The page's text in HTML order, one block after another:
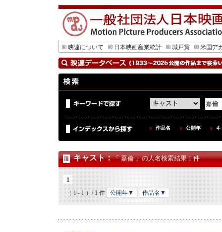
映連について 日本映画産業統計 城戸賞 米国ア
作品名 公開年
キャスト：「 嘉倫 」の人名検索結果 1 件
1
（ 1 - 1 ）/ 1 件 公開年▼ 作品名▼